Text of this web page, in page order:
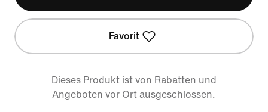
Favorit
Dieses Produkt ist von Rabatten und
Angeboten vor Ort ausgeschlossen.